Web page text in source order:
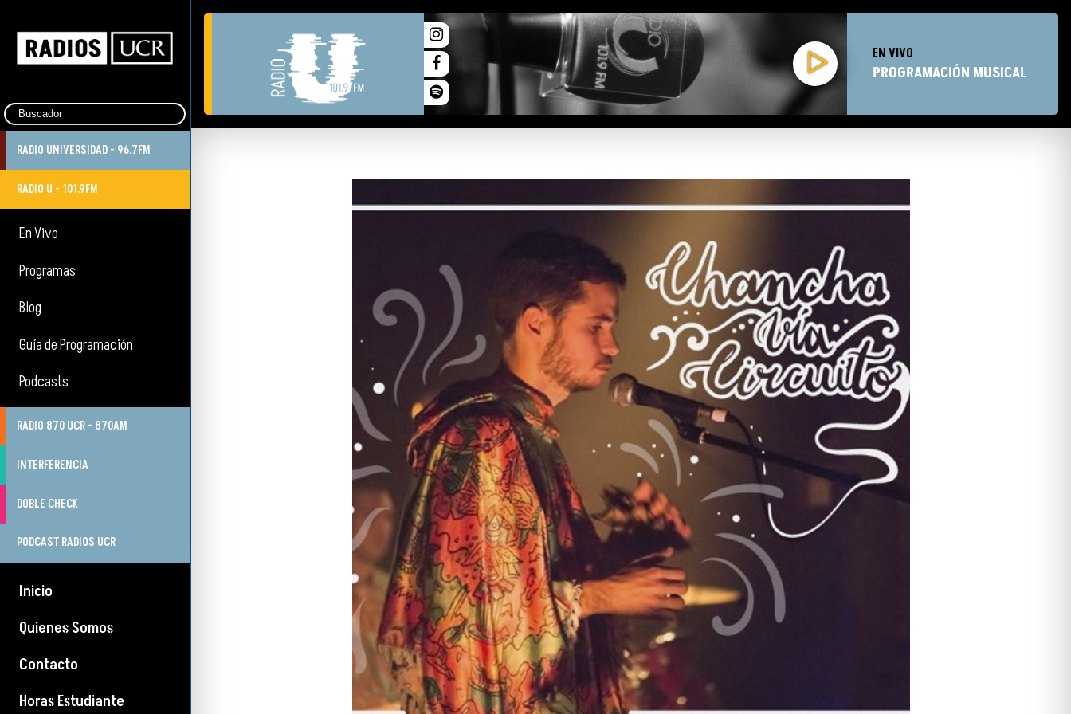
RADIO UNIVERSIDAD - 96.7FM
RADIO U - 101.9FM
En Vivo
Programas
Blog
Guía de Programación
Podcasts
RADIO 870 UCR - 870AM
INTERFERENCIA
DOBLE CHECK
PODCAST RADIOS UCR
Inicio
Quienes Somos
Contacto
Horas Estudiante
EN VIVO
PROGRAMACIÓN MUSICAL